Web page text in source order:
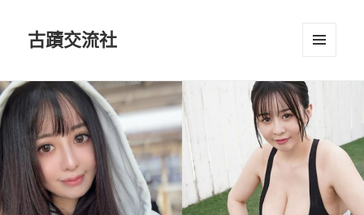
古蹟交流社
小工具